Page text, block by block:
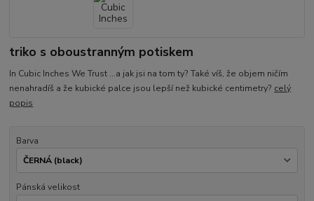
triko s oboustranným potiskem
In Cubic Inches We Trust ...a jak jsi na tom ty? Také víš, že objem ničím
nenahradíš a že kubické palce jsou lepší než kubické centimetry? celý
popis
Barva
Pánská velikost